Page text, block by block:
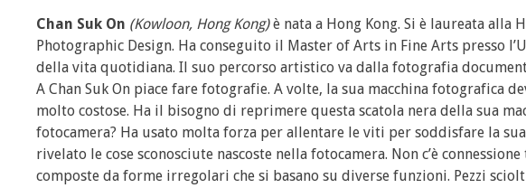
Chan Suk On (Kowloon, Hong Kong)è nata a Hong Kong. Si è laureata alla
Photographic Design. Ha conseguito il Master of Arts in Fine Arts presso
della vita quotidiana. Il suo percorso artistico va dalla fotografia
A Chan Suk On piace fare fotografie. A volte, la sua macchina fotografica
molto costose. Ha il bisogno di reprimere questa scatola nera della sua
fotocamera? Ha usato molta forza per allentare le viti per soddisfare la
rivelato le cose sconosciute nascoste nella fotocamera. Non c’è
composte da forme irregolari che si basano su diverse funzioni. Pezzi